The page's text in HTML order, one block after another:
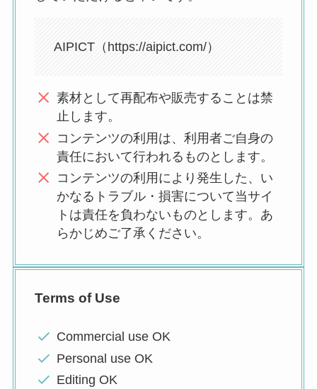
AIPICT（https://aipict.com/）
素材として再配布や販売することは禁
止します。
コンテンツの利用は、利用者ご自身の
責任において行われるものとします。
コンテンツの利用により発生した、い
かなるトラブル・損害について当サイ
トは責任を負わないものとします。あ
らかじめご了承ください。
Terms of Use
Commercial use OK
Personal use OK
Editing OK